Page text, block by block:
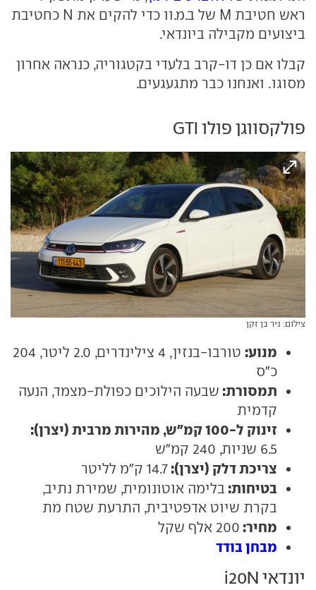
ראש חטיבת M של ב.מ.וו כדי להקים את N כחטיבת
ביצועים מקבילה ביונדאי.
קבלו אם כן דו-קרב בלעדי בקטגוריה, כנראה אחרון
מסוגו. ואנחנו כבר מתגעגעים.
פולקסווגן פולו GTI
צילום: ניר בן זקן
מנוע:
טורבו-בנזין, 4 צילינדרים, 2.0 ליטר, 204
כ"ס
תמסורת: שבעה הילוכים כפולת-מצמד, הנעה
קדמית
זינוק ל-100 קמ"ש, מהירות מרבית (יצרן):
6.5 שניות, 240 קמ"ש
צריכת דלק (יצרן): 14.7 ק"מ לליטר
בטיחות: בלימה אוטונומית, שמירת נתיב,
בקרת שיוט אדפטיבית, התרעת שטח מת
מחיר: 200 אלף שקל
מבחן בודד
יונדאי i20N